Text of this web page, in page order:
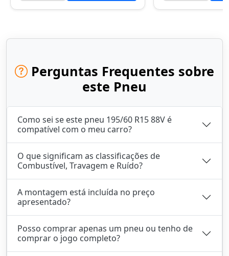
Perguntas Frequentes sobre
este Pneu
Como sei se este pneu 195/60 R15 88V é
compatível com o meu carro?
O que significam as classificações de
Combustível, Travagem e Ruído?
A montagem está incluída no preço
apresentado?
Posso comprar apenas um pneu ou tenho de
comprar o jogo completo?